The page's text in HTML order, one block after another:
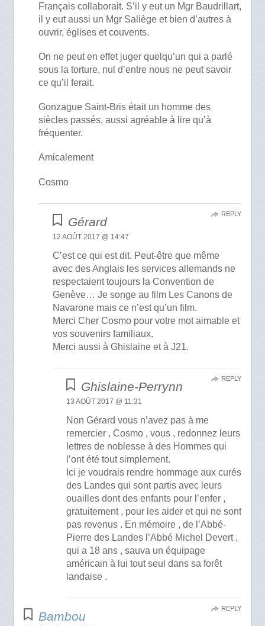
Français collaborait. S’il y eut un Mgr Baudrillart,
il y eut aussi un Mgr Saliège et bien d’autres à
ouvrir, églises et couvents.
On ne peut en effet juger quelqu’un qui a parlé
sous la torture, nul d’entre nous ne peut savoir
ce qu’il ferait.
Gonzague Saint-Bris était un homme des
siècles passés, aussi agréable à lire qu’à
fréquenter.
Amicalement
Cosmo
Gérard
12 AOÛT 2017 @ 14:47
C’est ce qui est dit. Peut-être que même
avec des Anglais les services allemands ne
respectaient toujours la Convention de
Genève… Je songe au film Les Canons de
Navarone mais ce n’est qu’un film.
Merci Cher Cosmo pour votre mot aimable et
vos souvenirs familiaux.
Merci aussi à Ghislaine et à J21.
REPLY
Ghislaine-Perrynn
13 AOÛT 2017 @ 11:31
Non Gérard vous n’avez pas à me
remercier , Cosmo , vous , redonnez leurs
lettres de noblesse à des Hommes qui
l’ont été tout simplement.
Ici je voudrais rendre hommage aux curés
des Landes qui sont partis avec leurs
ouailles dont des enfants pour l’enfer ,
gratuitement , pour les aider et qui ne sont
pas revenus . En mémoire , de l’Abbé-
Pierre des Landes l’Abbé Michel Devert ,
qui a 18 ans , sauva un équipage
américain à lui tout seul dans sa forêt
landaise .
REPLY
Bambou
REPLY